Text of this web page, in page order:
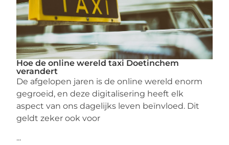
Hoe de online wereld taxi Doetinchem
verandert
De afgelopen jaren is de online wereld enorm
gegroeid, en deze digitalisering heeft elk
aspect van ons dagelijks leven beïnvloed. Dit
geldt zeker ook voor
...